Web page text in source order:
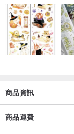
商品資訊
商品運費